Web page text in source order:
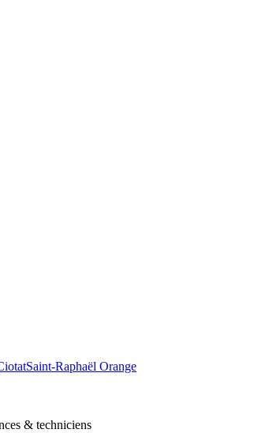
Saint-Raphaël Orange
& techniciens